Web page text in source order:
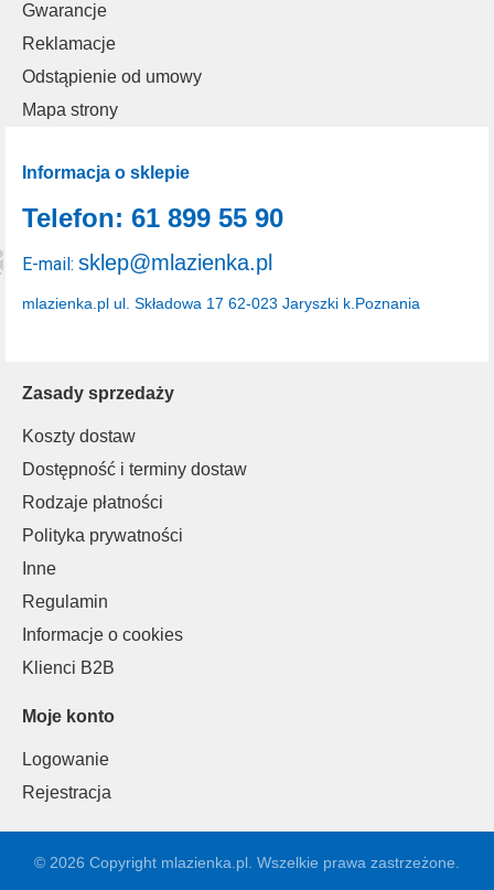
Gwarancje
Reklamacje
Odstąpienie od umowy
Mapa strony
Zasady sprzedaży
Koszty dostaw
Dostępność i terminy dostaw
Rodzaje płatności
Polityka prywatności
Inne
Regulamin
Informacje o cookies
Klienci B2B
Moje konto
Logowanie
Rejestracja
Informacja o sklepie
mlazienka.pl ul. Składowa 17 62-023 Jaryszki k.Poznania
Telefon: 61 899 55 90
E-mail: sklep@mlazienka.pl
© 2026 Copyright mlazienka.pl. Wszelkie prawa zastrzeżone.